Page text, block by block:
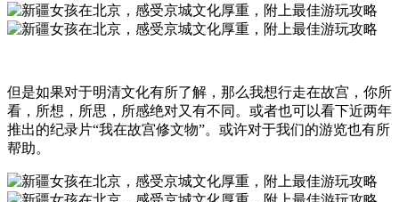
但是如果对于明清文化有所了解，那么我想行走在故宫，你所
看，所想，所思，所感绝对又有不同。或者也可以看下近两年
推出的纪录片“我在故宫修文物”。或许对于我们的游览也有所
帮助。